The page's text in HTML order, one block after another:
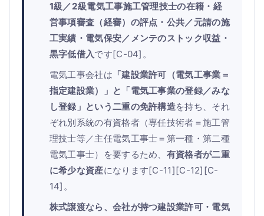
1級／2級電気工事施工管理技士の在籍・経
営事項審査（経審）の評点・公共／元請の施
工実績・電気保安／メンテのストック収益・
黒字低借入です[C-04]。
電気工事会社は 「建設業許可（電気工事業＝
指定建設業）」と「電気工事業の登録／みな
し登録」という二重の免許構造を持ち、それ
ぞれ別系統の有資格者（専任技術者＝施工管
理技士等／主任電気工事士＝第一種・第二種
電気工事士）を要するため、 有資格者が二重
に希少な資産になります[C-11][C-12][C-
14]。
株式譲渡なら、会社が持つ建設業許可・電気